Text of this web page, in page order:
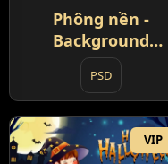
Phông nền -
Background
Halloween (5)
PSD
VIP